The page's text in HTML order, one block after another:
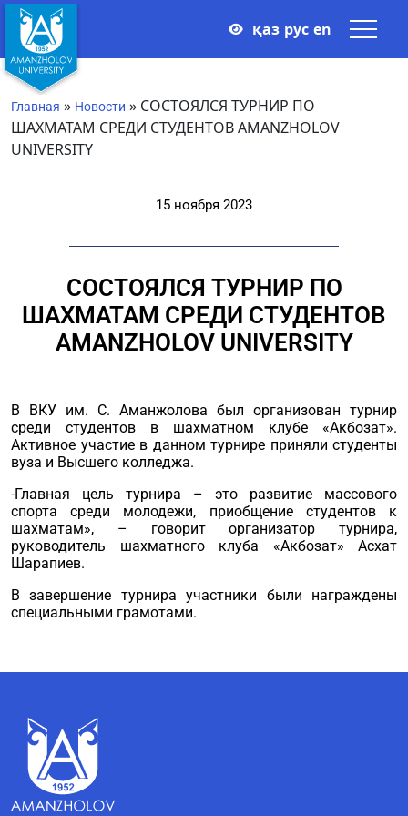
қаз рус en
Главная » Новости » СОСТОЯЛСЯ ТУРНИР ПО
ШАХМАТАМ СРЕДИ СТУДЕНТОВ AMANZHOLOV
UNIVERSITY
15 ноября 2023
СОСТОЯЛСЯ ТУРНИР ПО
ШАХМАТАМ СРЕДИ СТУДЕНТОВ
AMANZHOLOV UNIVERSITY
В ВКУ им. С. Аманжолова был организован турнир
среди студентов в шахматном клубе «Акбозат».
Активное участие в данном турнире приняли студенты
вуза и Высшего колледжа.
-Главная цель турнира – это развитие массового
спорта среди молодежи, приобщение студентов к
шахматам», – говорит организатор турнира,
руководитель шахматного клуба «Акбозат» Асхат
Шарапиев.
В завершение турнира участники были награждены
специальными грамотами.